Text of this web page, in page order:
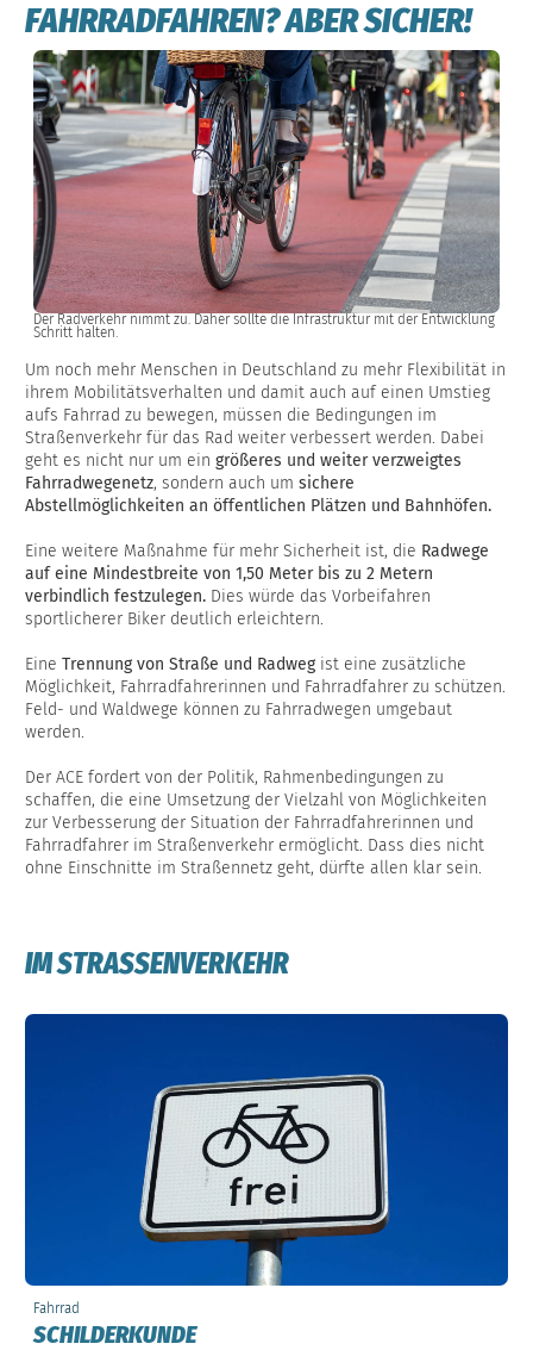
FAHRRADFAHREN? ABER SICHER!
Der Radverkehr nimmt zu. Daher sollte die Infrastruktur mit der Entwicklung
Schritt halten.
Um noch mehr Menschen in Deutschland zu mehr Flexibilität in
ihrem Mobilitätsverhalten und damit auch auf einen Umstieg
aufs Fahrrad zu bewegen, müssen die Bedingungen im
Straßenverkehr für das Rad weiter verbessert werden. Dabei
geht es nicht nur um ein größeres und weiter verzweigtes
Fahrradwegenetz, sondern auch um sichere
Abstellmöglichkeiten an öffentlichen Plätzen und Bahnhöfen.
Eine weitere Maßnahme für mehr Sicherheit ist, die Radwege
auf eine Mindestbreite von 1,50 Meter bis zu 2 Metern
verbindlich festzulegen. Dies würde das Vorbeifahren
sportlicherer Biker deutlich erleichtern.
Eine Trennung von Straße und Radwegist eine zusätzliche
Möglichkeit, Fahrradfahrerinnen und Fahrradfahrer zu schützen.
Feld- und Waldwege können zu Fahrradwegen umgebaut
werden.
Der ACE fordert von der Politik, Rahmenbedingungen zu
schaffen, die eine Umsetzung der Vielzahl von Möglichkeiten
zur Verbesserung der Situation der Fahrradfahrerinnen und
Fahrradfahrer im Straßenverkehr ermöglicht. Dass dies nicht
ohne Einschnitte im Straßennetz geht, dürfte allen klar sein.
IM STRASSENVERKEHR
Fahrrad
SCHILDERKUNDE